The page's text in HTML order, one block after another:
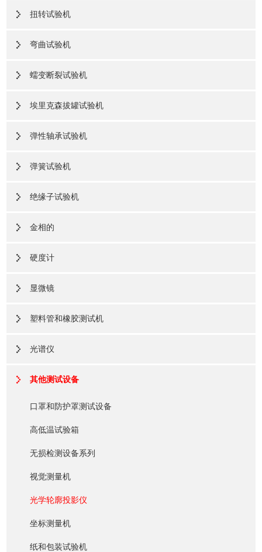
扭转试验机
弯曲试验机
蠕变断裂试验机
埃里克森拔罐试验机
弹性轴承试验机
弹簧试验机
绝缘子试验机
金相的
硬度计
显微镜
塑料管和橡胶测试机
光谱仪
其他测试设备
口罩和防护罩测试设备
高低温试验箱
无损检测设备系列
视觉测量机
光学轮廓投影仪
坐标测量机
纸和包装试验机